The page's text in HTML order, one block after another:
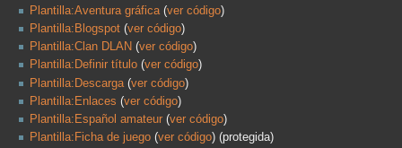
Plantilla:Aventura gráfica (ver código)
Plantilla:Blogspot (ver código)
Plantilla:Clan DLAN (ver código)
Plantilla:Definir título (ver código)
Plantilla:Descarga (ver código)
Plantilla:Enlaces (ver código)
Plantilla:Español amateur (ver código)
Plantilla:Ficha de juego (ver código) (protegida)